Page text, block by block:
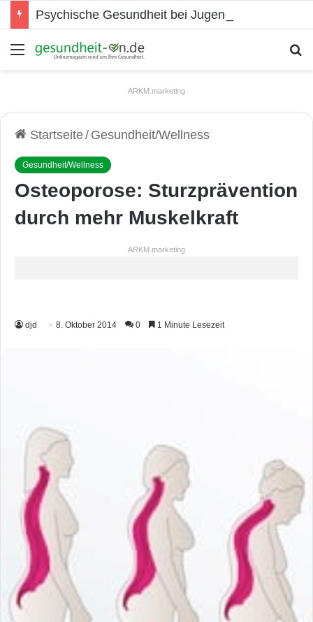
Psychische Gesundheit bei Jugendlichen
Menü
ARKM.marketing
Startseite/ Gesundheit/Wellness
Gesundheit/Wellness
Osteoporose: Sturzprävention
durch mehr Muskelkraft
ARKM.marketing
djd 8. Oktober 2014 0 1 Minute Lesezeit